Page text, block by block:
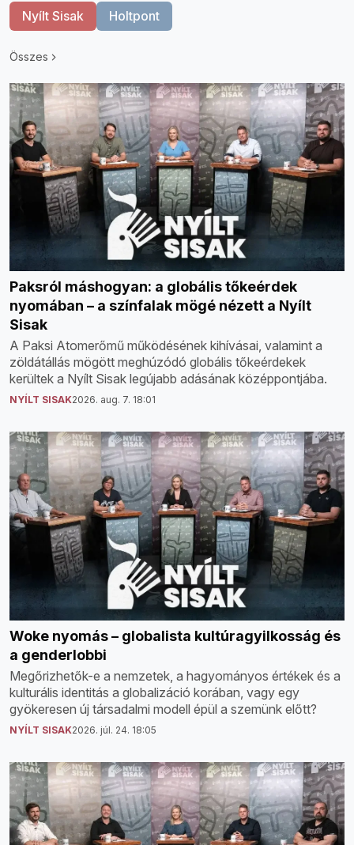
Nyílt Sisak Holtpont
Összes
Paksról máshogyan: a globális tőkeérdek
nyomában – a színfalak mögé nézett a Nyílt
Sisak
A Paksi Atomerőmű működésének kihívásai, valamint a
zöldátállás mögött meghúzódó globális tőkeérdekek
kerültek a Nyílt Sisak legújabb adásának középpontjába.
NYÍLT SISAK2026. aug. 7. 18:01
Woke nyomás – globalista kultúragyilkosság és
a genderlobbi
Megőrizhetők-e a nemzetek, a hagyományos értékek és a
kulturális identitás a globalizáció korában, vagy egy
gyökeresen új társadalmi modell épül a szemünk előtt?
NYÍLT SISAK2026. júl. 24. 18:05